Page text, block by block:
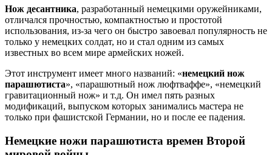
Нож десантника, разработанный немецкими оружейниками,
отличался прочностью, компактностью и простотой
использования, из-за чего он быстро завоевал популярность не
только у немецких солдат, но и стал одним из самых
известных во всем мире армейских ножей.
Этот инструмент имеет много названий: «немецкий нож
парашютиста», «парашютный нож люфтваффе», «немецкий
гравитационный нож» и т.д. Он имел пять разных
модификаций, выпуском которых занимались мастера не
только при фашистской Германии, но и после ее падения.
Немецкие ножи парашютиста времен Второй